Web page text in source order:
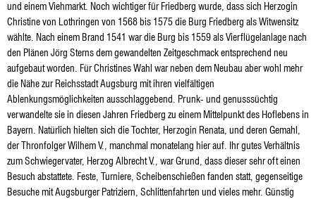
und einem Viehmarkt. Noch wichtiger für Friedberg wurde, dass sich Herzogin
Christine von Lothringen von 1568 bis 1575 die Burg Friedberg als Witwensitz
wählte. Nach einem Brand 1541 war die Burg bis 1559 als Vierflügelanlage nach
den Plänen Jörg Sterns dem gewandelten Zeitgeschmack entsprechend neu
aufgebaut worden. Für Christines Wahl war neben dem Neubau aber wohl mehr
die Nähe zur Reichsstadt Augsburg mit ihren vielfältigen
Ablenkungsmöglichkeiten ausschlaggebend. Prunk- und genusssüchtig
verwandelte sie in diesen Jahren Friedberg zu einem Mittelpunkt des Hoflebens in
Bayern. Natürlich hielten sich die Tochter, Herzogin Renata, und deren Gemahl,
der Thronfolger Wilhem V., manchmal monatelang hier auf. Ihr gutes Verhältnis
zum Schwiegervater, Herzog Albrecht V., war Grund, dass dieser sehr oft einen
Besuch abstattete. Feste, Turniere, Scheibenschießen fanden statt, gegenseitige
Besuche mit Augsburger Patriziern, Schlittenfahrten und vieles mehr. Günstig